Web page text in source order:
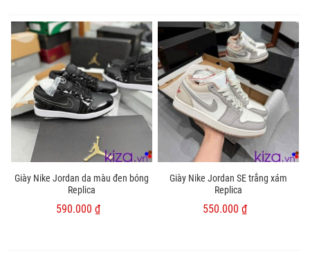
Giày Nike Jordan da màu đen bóng
Replica
590.000 ₫
Giày Nike Jordan SE trắng xám
Replica
550.000 ₫